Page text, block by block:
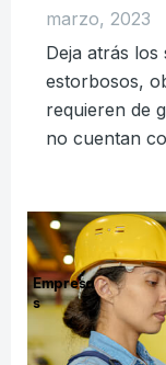
marzo, 2023
Deja atrás los
estorbosos,
requieren de
no cuentan
Empresa
s